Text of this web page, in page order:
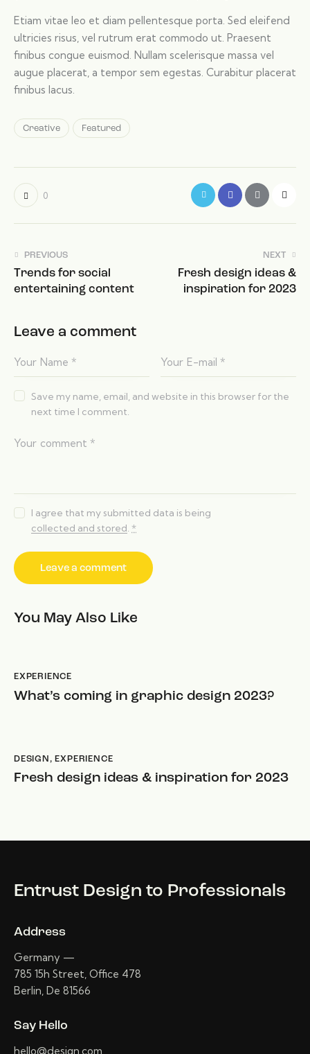
Etiam vitae leo et diam pellentesque porta. Sed eleifend
ultricies risus, vel rutrum erat commodo ut. Praesent
finibus congue euismod. Nullam scelerisque massa vel
augue placerat, a tempor sem egestas. Curabitur placerat
finibus lacus.
Creative Featured
0
PREVIOUS
Trends for social
entertaining content
NEXT
Fresh design ideas &
inspiration for 2023
Leave a comment
Save my name, email, and website in this browser for the
next time I comment.
I agree that my submitted data is being
collected and stored.*
You May Also Like
EXPERIENCE
What’s coming in graphic design 2023?
DESIGN , EXPERIENCE
Fresh design ideas & inspiration for 2023
Entrust Design to Professionals
Address
Germany —
785 15h Street, Office 478
Berlin, De 81566
Say Hello
hello@design.com